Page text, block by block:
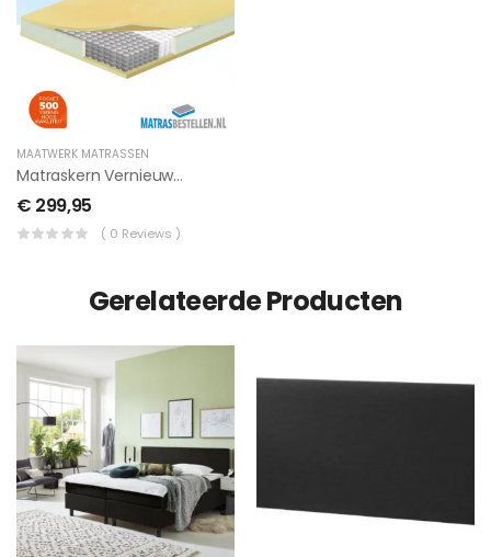
MAATWERK MATRASSEN
Matraskern Vernieuwen
€ 299,95
( 0 Reviews )
Gerelateerde Producten